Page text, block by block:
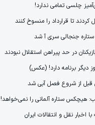
چلسی تمامی ندارد!
تا قرارداد را منسوخ کنند
جنجالی سری آ شد
در حد پیراهن استقلال نبودند
قبل از شروع فصل آبی شد
ستاره آلمانی را نمی‌خواهد!
اخبار نقل و انتقالات ایران